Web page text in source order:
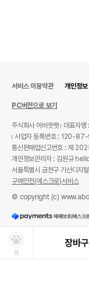
찜
장바
서비스 이용약관 개인정
PC버전으로 보기
주식회사 어바웃펫
대표자명
사업자 등록번호 : 120-
통신판매업신고번호 : 제
개인정보관리자 : 김원규
서울특별시 금천구 가산디
구매안전(에스크로)서비스
© copyright (c)